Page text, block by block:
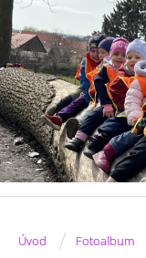
Úvod / Fotoalbum